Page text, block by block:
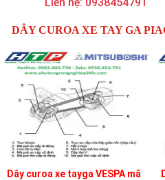
DÂY CUROA XE TAY GA
Dây curoa xe tayga VESPA mã